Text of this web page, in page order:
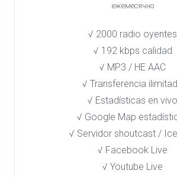
ежемесячно
√ 2000 radio oyentes
√ 192 kbps calidad
√ MP3 / HE AAC
√ Transferencia
√ Estadísticas en vivo
√ Google Map
√ Servidor shoutcast /
√ Facebook Live
√ Youtube Live